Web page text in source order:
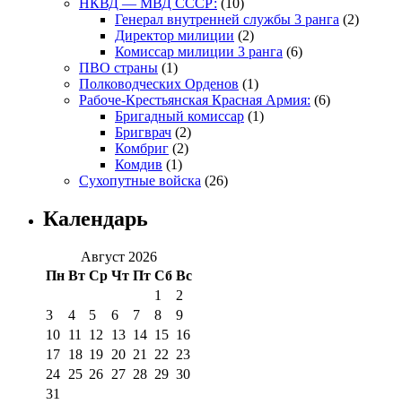
Генерал внутренней службы 3 ранга (2)
Директор милиции (2)
Комиссар милиции 3 ранга (6)
ПВО страны (1)
Полководческих Орденов (1)
Рабоче-Крестьянская Красная Армия: (6)
Бригадный комиссар (1)
Бригврач (2)
Комбриг (2)
Комдив (1)
Сухопутные войска (26)
Календарь
Август 2026
Пн Вт Ср Чт Пт Сб Вс
1
2
3
4 5 6 7 8
9
10 11 12 13 14 15 16
17 18 19 20 21 22 23
24 25 26 27 28 29 30
31